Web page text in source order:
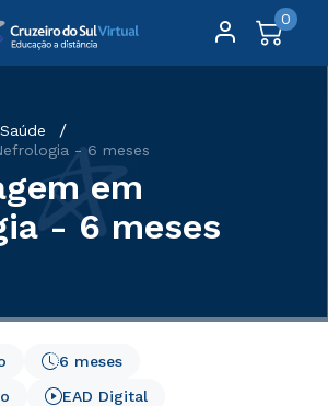
0
Saúde
- 6 meses
em
- 6 meses
6 meses
EAD Digital